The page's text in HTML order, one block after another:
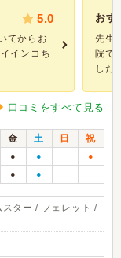
5.0
てからお
インコち
おす
先生
院で
した
口コミをすべて見る
金 土 日
祝
● ● ●
● ●
ター / フェレット /